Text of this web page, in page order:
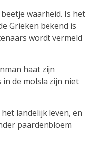
waarheid. Is het
Grieken bekend is
wordt vermeld
haat zijn
de molsla zijn niet
landelijk leven, en
paardenbloem